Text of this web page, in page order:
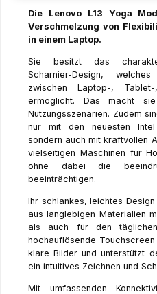
Die Lenovo L13 Yoga
Verschmelzung von
in einem Laptop.
Sie besitzt das
Scharnier-Design,
zwischen Laptop-,
ermöglicht. Das macht
Nutzungsszenarien. Zudem
nur mit den neuesten Intel
sondern auch mit kraftvollen
vielseitigen Maschinen für
ohne dabei die
beeinträchtigen.
Ihr schlankes, leichtes
aus langlebigen Materialien
als auch für den
hochauflösende
klare Bilder und unterstützt
ein intuitives Zeichnen und
Mit umfassenden